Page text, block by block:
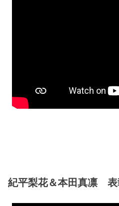
紀平梨花＆本田真凛